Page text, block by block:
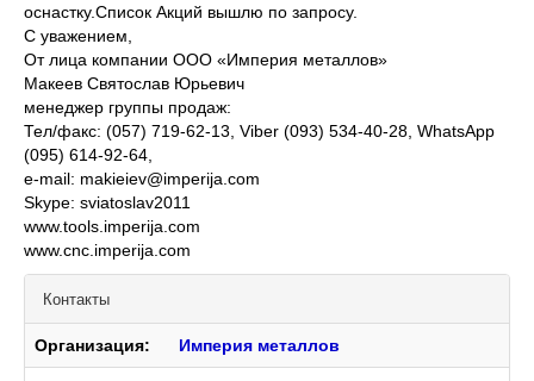
оснастку.Список Акций вышлю по запросу.
С уважением,
От лица компании ООО «Империя металлов»
Макеев Святослав Юрьевич
менеджер группы продаж:
Тел/факс: (057) 719-62-13, Viber (093) 534-40-28, WhatsApp
(095) 614-92-64,
e-mail: makieiev@imperija.com
Skype: sviatoslav2011
www.tools.imperija.com
www.cnc.imperija.com
Контакты
Организация: Империя металлов